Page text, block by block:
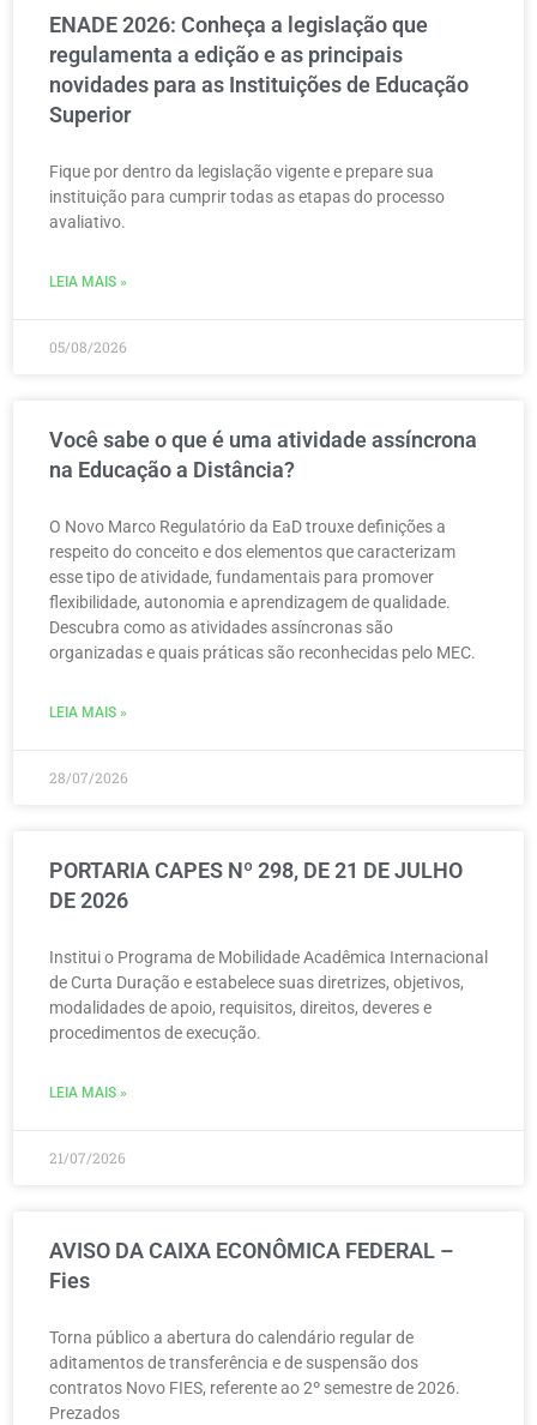
ENADE 2026: Conheça a legislação que
regulamenta a edição e as principais
novidades para as Instituições de Educação
Superior
Fique por dentro da legislação vigente e prepare sua
instituição para cumprir todas as etapas do processo
avaliativo.
LEIA MAIS »
05/08/2026
Você sabe o que é uma atividade assíncrona
na Educação a Distância?
O Novo Marco Regulatório da EaD trouxe definições a
respeito do conceito e dos elementos que caracterizam
esse tipo de atividade, fundamentais para promover
flexibilidade, autonomia e aprendizagem de qualidade.
Descubra como as atividades assíncronas são
organizadas e quais práticas são reconhecidas pelo MEC.
LEIA MAIS »
28/07/2026
PORTARIA CAPES Nº 298, DE 21 DE JULHO
DE 2026
Institui o Programa de Mobilidade Acadêmica Internacional
de Curta Duração e estabelece suas diretrizes, objetivos,
modalidades de apoio, requisitos, direitos, deveres e
procedimentos de execução.
LEIA MAIS »
21/07/2026
AVISO DA CAIXA ECONÔMICA FEDERAL –
Fies
Torna público a abertura do calendário regular de
aditamentos de transferência e de suspensão dos
contratos Novo FIES, referente ao 2º semestre de 2026.
Prezados